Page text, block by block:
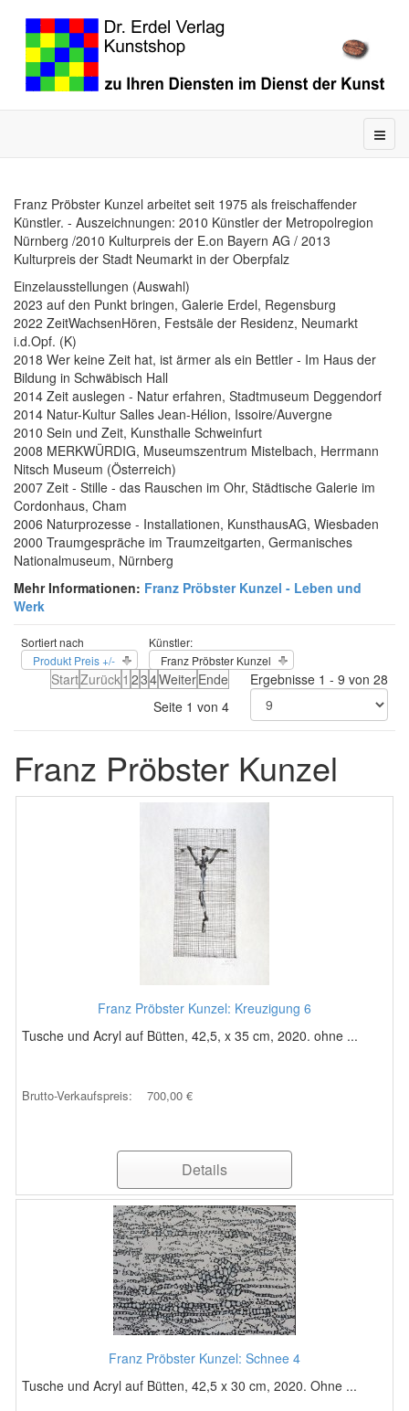
Franz Pröbster Kunzel arbeitet seit 1975 als freischaffender
Künstler. - Auszeichnungen: 2010 Künstler der Metropolregion
Nürnberg /2010 Kulturpreis der E.on Bayern AG / 2013
Kulturpreis der Stadt Neumarkt in der Oberpfalz
Einzelausstellungen (Auswahl)
2023 auf den Punkt bringen, Galerie Erdel, Regensburg
2022 ZeitWachsenHören, Festsäle der Residenz, Neumarkt
i.d.Opf. (K)
2018 Wer keine Zeit hat, ist ärmer als ein Bettler - Im Haus der
Bildung in Schwäbisch Hall
2014 Zeit auslegen - Natur erfahren, Stadtmuseum Deggendorf
2014 Natur-Kultur Salles Jean-Hélion, Issoire/Auvergne
2010 Sein und Zeit, Kunsthalle Schweinfurt
2008 MERKWÜRDIG, Museumszentrum Mistelbach, Herrmann
Nitsch Museum (Österreich)
2007 Zeit - Stille - das Rauschen im Ohr, Städtische Galerie im
Cordonhaus, Cham
2006 Naturprozesse - Installationen, KunsthausAG, Wiesbaden
2000 Traumgespräche im Traumzeitgarten, Germanisches
Nationalmuseum, Nürnberg
Mehr Informationen: Franz Pröbster Kunzel - Leben und
Werk
Sortiert nach
Produkt Preis +/-
Künstler:
Franz Pröbster Kunzel
StartZurück1 234WeiterEnde
Seite 1 von 4
Ergebnisse 1 - 9 von 28
Franz Pröbster Kunzel
Franz Pröbster Kunzel: Kreuzigung 6
Tusche und Acryl auf Bütten, 42,5, x 35 cm, 2020. ohne ...
Brutto-Verkaufspreis: 700,00 €
Details
Franz Pröbster Kunzel: Schnee 4
Tusche und Acryl auf Bütten, 42,5 x 30 cm, 2020. Ohne ...